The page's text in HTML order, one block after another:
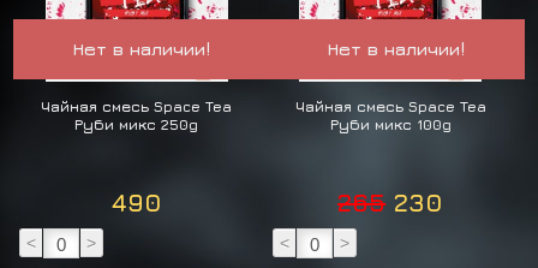
Нет в наличии!
Чайная смесь Space Tea
Руби микс 250g
490
< >
Нет в наличии!
Чайная смесь Space Tea
Руби микс 100g
265 230
< >